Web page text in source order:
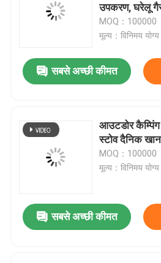
WD 40 स्नेहक वाल्व
मीटर्ड एरोसोल वाल्व
शेविंग फोम स्प्रे वाल्व
वाल्व पर एरोसोल बैग
उपकरण, घरेलू
ब्यूटेन ईंधन
MOQ：100000
मूल्य：विनिमय योग्य
सबसे अच्छी कीमत
आउटडोर
स्टोव दैनिक
MOQ：100000
मूल्य：विनिमय योग्य
सबसे अच्छी कीमत